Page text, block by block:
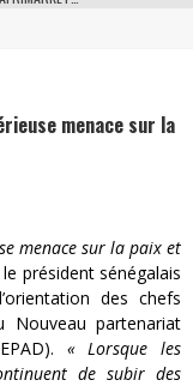
Sports
menace sur la
menace sur la paix et
président sénégalais
des chefs
Nouveau partenariat
« Lorsque les
de subir des